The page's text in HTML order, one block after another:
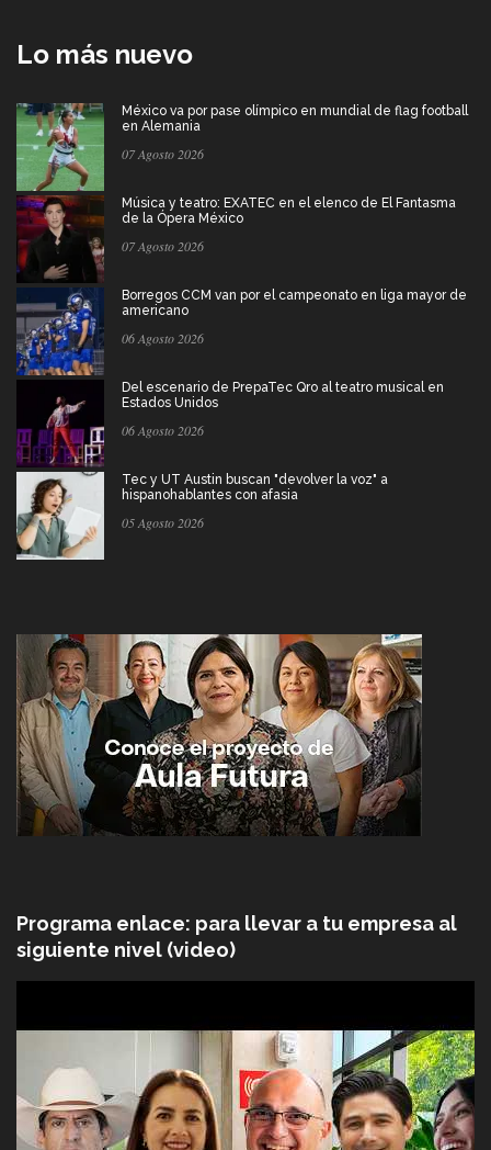
Lo más nuevo
México va por pase olímpico en mundial de flag football
en Alemania
07 Agosto 2026
Música y teatro: EXATEC en el elenco de El Fantasma
de la Ópera México
07 Agosto 2026
Borregos CCM van por el campeonato en liga mayor de
americano
06 Agosto 2026
Del escenario de PrepaTec Qro al teatro musical en
Estados Unidos
06 Agosto 2026
Tec y UT Austin buscan "devolver la voz" a
hispanohablantes con afasia
05 Agosto 2026
Programa enlace: para llevar a tu empresa al
siguiente nivel (video)